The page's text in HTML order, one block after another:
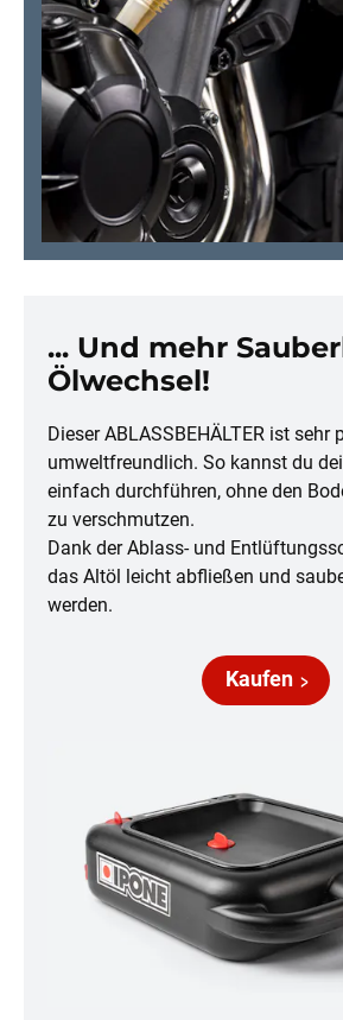
... Und mehr
Ölwechsel!
Dieser ABLASSBEHÄLTER ist sehr
umweltfreundlich. So kannst du
einfach durchführen, ohne den
zu verschmutzen.
Dank der Ablass- und
das Altöl leicht abfließen und
werden.
Kaufen